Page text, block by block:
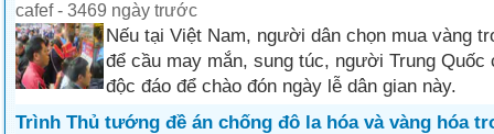
cafef - 3469 ngày trước
Nếu tại Việt Nam, người dân chọn mua vàng
để cầu may mắn, sung túc, người Trung Quốc
độc đáo để chào đón ngày lễ dân gian này.
Trình Thủ tướng đề án chống đô la hóa và vàng hóa